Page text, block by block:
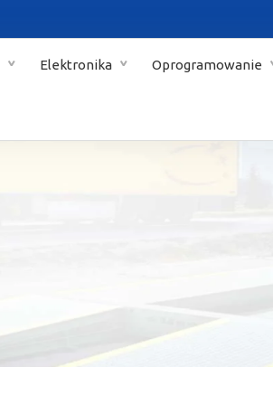
Elektronika Oprogramowanie